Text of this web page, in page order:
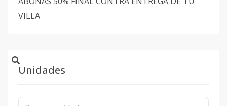
VILLA
Unidades